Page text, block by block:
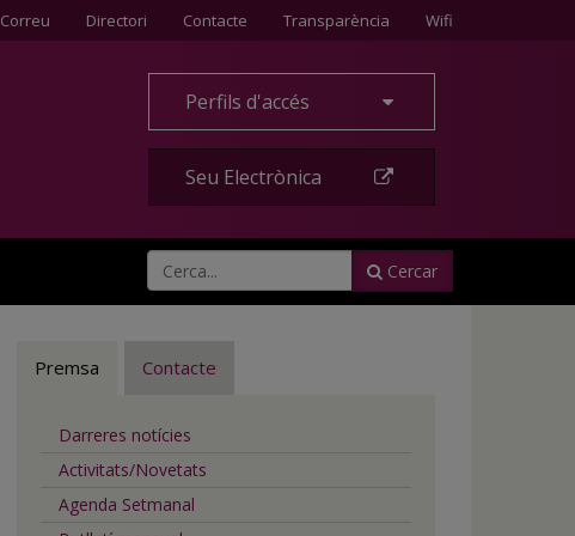
Correu Directori Contacte
Contacte Transparència Wifi
Perfils d'accés
Seu Electrònica
Cercar
Premsa Contacte
Darreres notícies
Activitats/Novetats
Agenda Setmanal